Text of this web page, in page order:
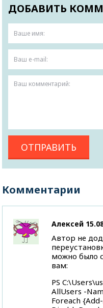
ДОБАВИТЬ
Комментарии
Алексей
Автор не
можно было
вам:
PS
AllUsers -
Foreach